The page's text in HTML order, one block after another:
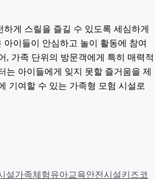
게 스릴을 즐길 수 있도록 세심하게
이들이 안심하고 놀이 활동에 참여
, 가족 단위의 방문객에게 특히 매력적
는 아이들에게 잊지 못할 즐거움을 제
기여할 수 있는 가족형 모험 시설로
설가족체험유아교육안전시설키즈코